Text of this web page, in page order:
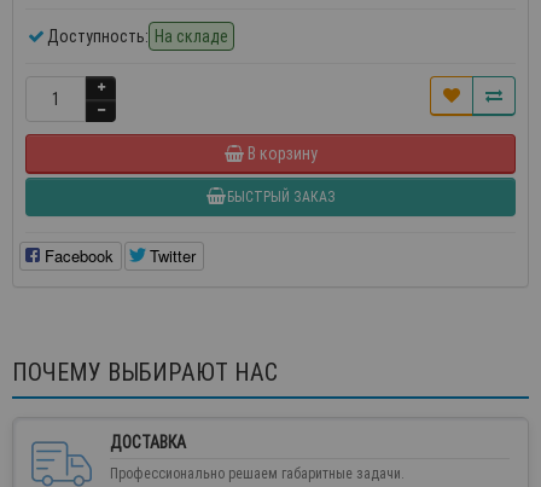
Доступность: На складе
В корзину
БЫСТРЫЙ ЗАКАЗ
Facebook Twitter
ПОЧЕМУ ВЫБИРАЮТ НАС
ДОСТАВКА
Профессионально решаем габаритные задачи.